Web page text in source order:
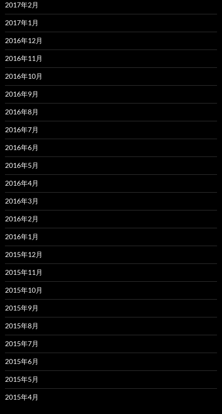
2017年2月
2017年1月
2016年12月
2016年11月
2016年10月
2016年9月
2016年8月
2016年7月
2016年6月
2016年5月
2016年4月
2016年3月
2016年2月
2016年1月
2015年12月
2015年11月
2015年10月
2015年9月
2015年8月
2015年7月
2015年6月
2015年5月
2015年4月